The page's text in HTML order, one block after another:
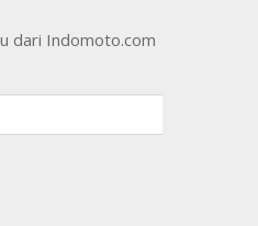
dari Indomoto.com